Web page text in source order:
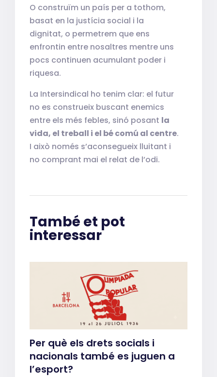
O construïm un país per a tothom,
basat en la justícia social i la
dignitat, o permetrem que ens
enfrontin entre nosaltres mentre uns
pocs continuen acumulant poder i
riquesa.
La Intersindical ho tenim clar: el futur
no es construeix buscant enemics
entre els més febles, sinó posant la
vida, el treball i el bé comú al centre.
I això només s’aconsegueix lluitant i
no comprant mai el relat de l’odi.
També et pot
interessar
Per què els drets socials i
nacionals també es juguen a
l’esport?